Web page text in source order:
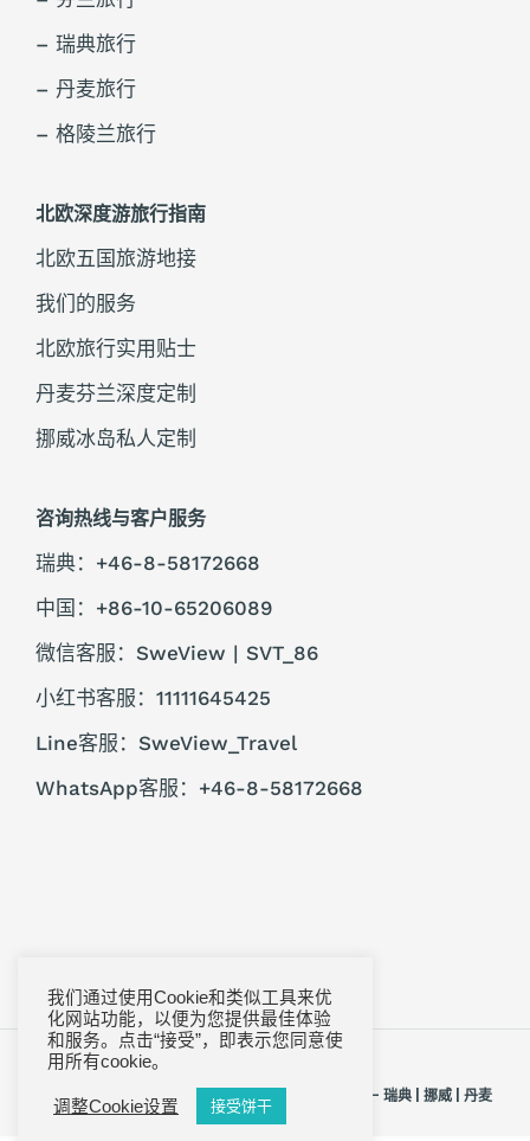
– 瑞典旅行
– 丹麦旅行
– 格陵兰旅行
北欧深度游旅行指南
北欧五国旅游地接
我们的服务
北欧旅行实用贴士
丹麦芬兰深度定制
挪威冰岛私人定制
咨询热线与客户服务
瑞典：+46-8-58172668
中国：+86-10-65206089
微信客服：SweView | SVT_86
小红书客服：11111645425
Line客服：SweView_Travel
WhatsApp客服：+46-8-58172668
首页 隐私政策
© 2005, 2026 SweView Travel - 北欧瑞景旅行社 - 瑞典 | 挪威 | 丹麦
| 芬兰 | 冰岛 | 格陵兰
我们通过使用Cookie和类似工具来优
化网站功能，以便为您提供最佳体验
和服务。点击“接受”，即表示您同意使
用所有cookie。
调整Cookie设置 接受饼干